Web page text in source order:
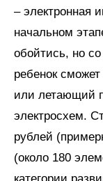
– электронная
начальном
обойтись, но
ребенок
или летающий
электросхем.
рублей
(около 180